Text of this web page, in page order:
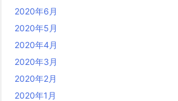
2020年6月
2020年5月
2020年4月
2020年3月
2020年2月
2020年1月